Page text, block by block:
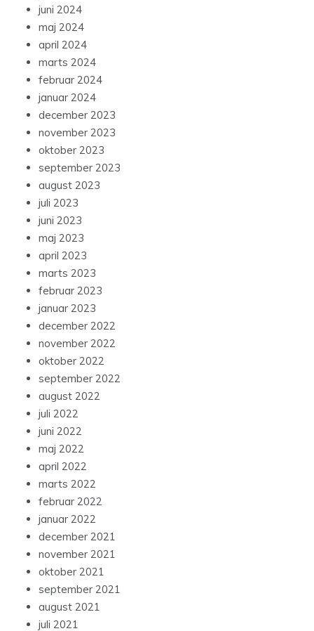
juni 2024
maj 2024
april 2024
marts 2024
februar 2024
januar 2024
december 2023
november 2023
oktober 2023
september 2023
august 2023
juli 2023
juni 2023
maj 2023
april 2023
marts 2023
februar 2023
januar 2023
december 2022
november 2022
oktober 2022
september 2022
august 2022
juli 2022
juni 2022
maj 2022
april 2022
marts 2022
februar 2022
januar 2022
december 2021
november 2021
oktober 2021
september 2021
august 2021
juli 2021